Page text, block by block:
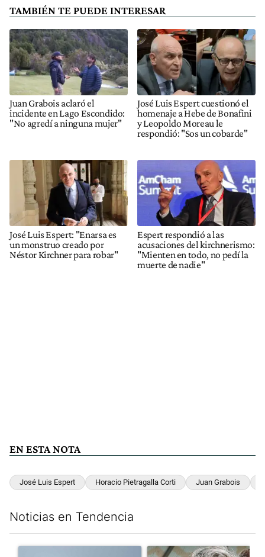
TAMBIÉN TE PUEDE INTERESAR
Juan Grabois aclaró el
incidente en Lago Escondido:
"No agredí a ninguna mujer"
José Luis Espert cuestionó el
homenaje a Hebe de Bonafini
y Leopoldo Moreau le
respondió: "Sos un cobarde"
José Luis Espert: "Enarsa es
un monstruo creado por
Néstor Kirchner para robar"
Espert respondió a las
acusaciones del kirchnerismo:
"Mienten en todo, no pedí la
muerte de nadie"
EN ESTA NOTA
José Luis Espert Horacio Pietragalla Corti Juan Grabois
Noticias en Tendencia
Un artículo de tendencia con el título "Los aviones F 16
Un artículo de tendencia con